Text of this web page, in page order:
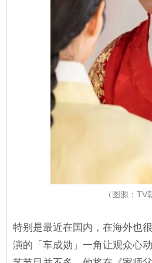
（图源：
特别是最近在国内，在海外也
演的「车成勋」一角让观众心